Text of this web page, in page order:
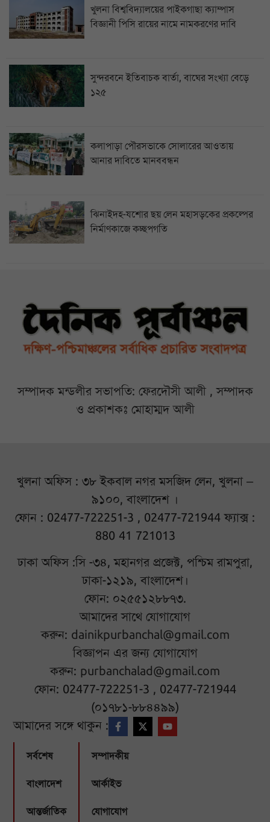
খুলনা বিশ্ববিদ্যালয়ের পাইকগাছা ক্যাম্পাস
বিজ্ঞানী পিসি রায়ের নামে নামকরণের দাবি
সুন্দরবনে ইতিবাচক বার্তা, বাঘের সংখ্যা বেড়ে
১২৫
কলাপাড়া পৌরসভাকে সোলারের আওতায়
আনার দাবিতে মানববন্ধন
ঝিনাইদহ-যশোর ছয় লেন মহাসড়কের প্রকল্পের
নির্মাণকাজে কচ্ছপগতি
সম্পাদক মন্ডলীর সভাপতি: ফেরদৌসী আলী , সম্পাদক
ও প্রকাশকঃ মোহাম্মদ আলী
খুলনা অফিস : ৩৮ ইকবাল নগর মসজিদ লেন, খুলনা –
৯১০০, বাংলাদেশ ।
ফোন : 02477-722251-3 , 02477-721944 ফ্যাক্স :
880 41 721013
ঢাকা অফিস :সি -৩৪, মহানগর প্রজেক্ট, পশ্চিম রামপুরা,
ঢাকা-১২১৯, বাংলাদেশ।
ফোন: ০২৫৫১২৮৮৭৩.
আমাদের সাথে যোগাযোগ
করুন: dainikpurbanchal@gmail.com
বিজ্ঞাপন এর জন্য যোগাযোগ
করুন: purbanchalad@gmail.com
ফোন: 02477-722251-3 , 02477-721944
(০১৭৮১-৮৮৪৪৯৯)
আমাদের সঙ্গে থাকুন :
সর্বশেষ
বাংলাদেশ
আন্তর্জাতিক
সম্পাদকীয়
আর্কাইভ
যোগাযোগ